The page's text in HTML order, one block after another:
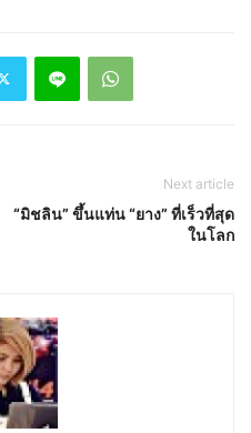
Next article
“มิชลิน” ขึ้นแท่น “ยาง” ที่เร็วที่สุด
ในโลก